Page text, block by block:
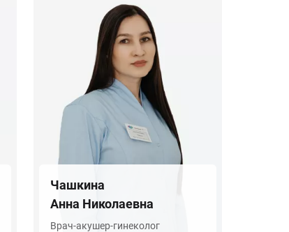
Чашкина
Анна Николаевна
Врач-акушер-гинеколог